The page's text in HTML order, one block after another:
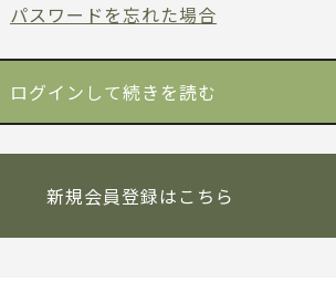
パスワードを忘れた場合
新規会員登録はこちら